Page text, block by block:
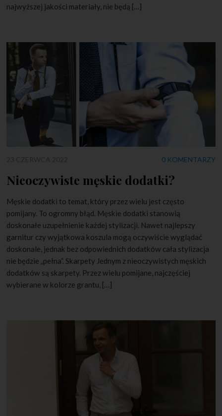
najwyższej jakości materiały, nie będą […]
0 KOMENTARZY
Nieoczywiste męskie dodatki?
Męskie dodatki to temat, który przez wielu jest często
pomijany. To ogromny błąd. Męskie dodatki stanowią
doskonałe uzupełnienie każdej stylizacji. Nawet najlepszy
garnitur czy wyjątkowa koszula mogą oczywiście wyglądać
doskonale, jednak bez odpowiednich dodatków cała stylizacja
nie będzie „pełna”. Skarpety Jednym z nieoczywistych męskich
dodatków są skarpety. Przez wielu pomijane, najczęściej
wybierane w kolorze grantu, […]